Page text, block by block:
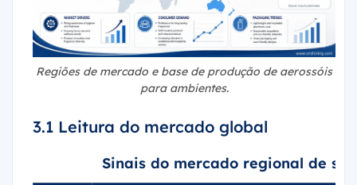
Regiões de mercado e base de produção de aerossóis
para ambientes.
3.1 Leitura do mercado global
Sinais do mercado regional de